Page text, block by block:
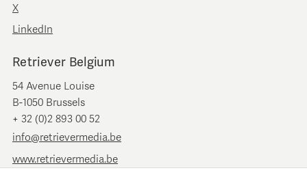
X
LinkedIn
Retriever Belgium
54 Avenue Louise
B-1050 Brussels
+ 32 (0)2 893 00 52
info@retrievermedia.be
www.retrievermedia.be